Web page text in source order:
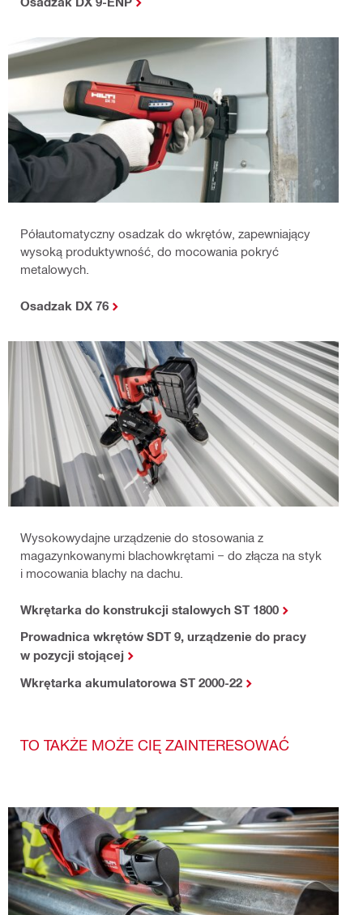
Półautomatyczny osadzak do wkrętów, zapewniający
wysoką produktywność, do mocowania pokryć
metalowych.
Osadzak DX 76
Wysokowydajne urządzenie do stosowania z
magazynkowanymi blachowkrętami − do złącza na styk
i mocowania blachy na dachu.
Wkrętarka do konstrukcji stalowych ST 1800
Prowadnica wkrętów SDT 9, urządzenie do pracy
w pozycji stojącej
Wkrętarka akumulatorowa ST 2000-22
TO TAKŻE MOŻE CIĘ ZAINTERESOWAĆ